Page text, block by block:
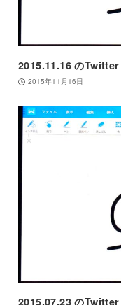
2015.11.16 のTwitter
2015年11月16日
2015.07.23 のTwitter